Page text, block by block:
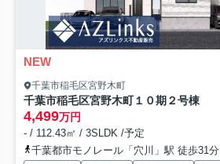
NEW
千葉市稲毛区宮野木町
千葉市稲毛区宮野木町１０期 ２号棟
4,499万円
- / 112.43㎡ / 3SLDK /予定
千葉都市モノレール「穴川」駅 徒歩31分